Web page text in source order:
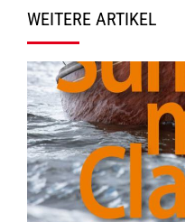
WEITERE ARTIKEL